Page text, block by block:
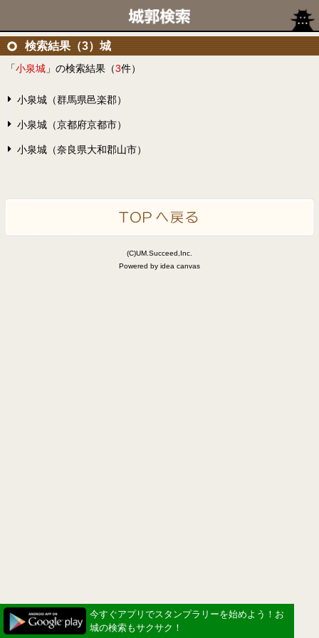
検索結果（3）城
「小泉城 」の検索結果（3件）
小泉城（群馬県邑楽郡）
小泉城（京都府京都市）
小泉城（奈良県大和郡山市）
(C)UM.Succeed,Inc.
Powered by idea canvas
今すぐアプリでスタンプラリーを始めよう！お
城の検索もサクサク！